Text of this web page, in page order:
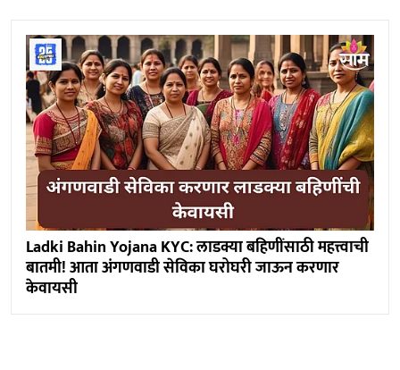
Ladki Bahin Yojana KYC: लाडक्या बहिणींसाठी महत्त्वाची
बातमी! आता अंगणवाडी सेविका घरोघरी जाऊन करणार
केवायसी